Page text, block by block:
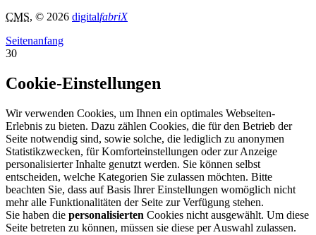
CMS, © 2026 digitalfabriX
Seitenanfang
30
Cookie-Einstellungen
Wir verwenden Cookies, um Ihnen ein optimales Webseiten-
Erlebnis zu bieten. Dazu zählen Cookies, die für den Betrieb der
Seite notwendig sind, sowie solche, die lediglich zu anonymen
Statistikzwecken, für Komforteinstellungen oder zur Anzeige
personalisierter Inhalte genutzt werden. Sie können selbst
entscheiden, welche Kategorien Sie zulassen möchten. Bitte
beachten Sie, dass auf Basis Ihrer Einstellungen womöglich nicht
mehr alle Funktionalitäten der Seite zur Verfügung stehen.
Sie haben die personalisierten Cookies nicht ausgewählt. Um diese
Seite betreten zu können, müssen sie diese per Auswahl zulassen.